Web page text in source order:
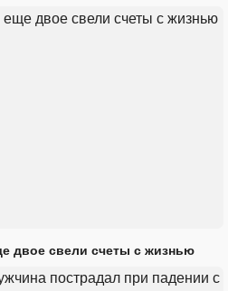
двое свели счеты с жизнью